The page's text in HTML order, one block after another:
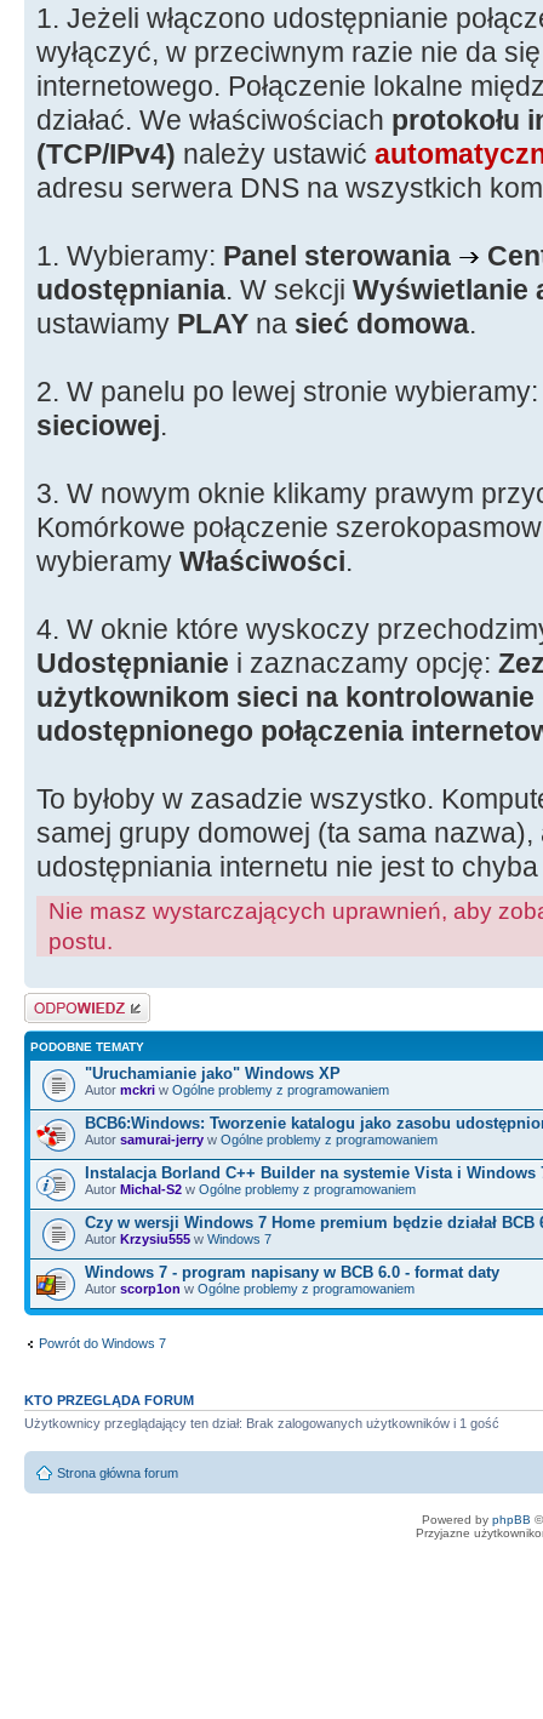
1. Jeżeli włączono udostępnianie
wyłączyć, w przeciwnym razie nie da
internetowego. Połączenie lokalne
działać. We właściwościach protokołu
(TCP/IPv4) należy ustawić
adresu serwera DNS na wszystkich
1. Wybieramy: Panel sterowania
udostępniania. W sekcji Wyświetlanie
ustawiamy PLAY na sieć domowa.
2. W panelu po lewej stronie
sieciowej.
3. W nowym oknie klikamy prawym
Komórkowe połączenie
wybieramy Właściwości.
4. W oknie które wyskoczy
Udostępnianie i zaznaczamy opcję:
użytkownikom sieci na kontrolowanie
udostępnionego połączenia
To byłoby w zasadzie wszystko.
samej grupy domowej (ta sama
udostępniania internetu nie jest to
Nie masz wystarczających uprawnień, aby
postu.
Odpowiedz
PODOBNE TEMATY
"Uruchamianie jako" Windows XP
Autor mckri w Ogólne problemy z programowaniem
BCB6:Windows: Tworzenie katalogu jako zasobu
Autor samurai-jerry w Ogólne problemy z programowaniem
Instalacja Borland C++ Builder na systemie Vista i Windows
Autor Michal-S2 w Ogólne problemy z programowaniem
Czy w wersji Windows 7 Home premium będzie działał BCB
Autor Krzysiu555 w Windows 7
Windows 7 - program napisany w BCB 6.0 - format daty
Autor scorp1on w Ogólne problemy z programowaniem
Powrót do Windows 7
KTO PRZEGLĄDA FORUM
Użytkownicy przeglądający ten dział: Brak zalogowanych użytkowników i 1 gość
Strona główna forum
Powered by phpBB
Przyjazne